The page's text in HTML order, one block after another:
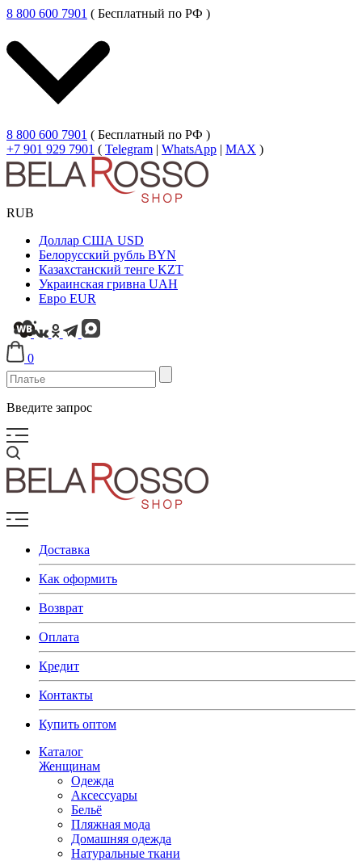
8 800 600 7901 ( Бесплатный по РФ )
8 800 600 7901 ( Бесплатный по РФ )
+7 901 929 7901 ( Telegram | WhatsApp | MAX )
RUB
Доллар США USD
Белорусский рубль BYN
Казахстанский тенге KZT
Украинская гривна UAH
Евро EUR
0
Введите запрос
Доставка
Как оформить
Возврат
Оплата
Кредит
Контакты
Купить оптом
Каталог
Женщинам
Одежда
Аксессуары
Бельё
Пляжная мода
Домашняя одежда
Натуральные ткани